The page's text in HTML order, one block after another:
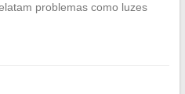
problemas como luzes